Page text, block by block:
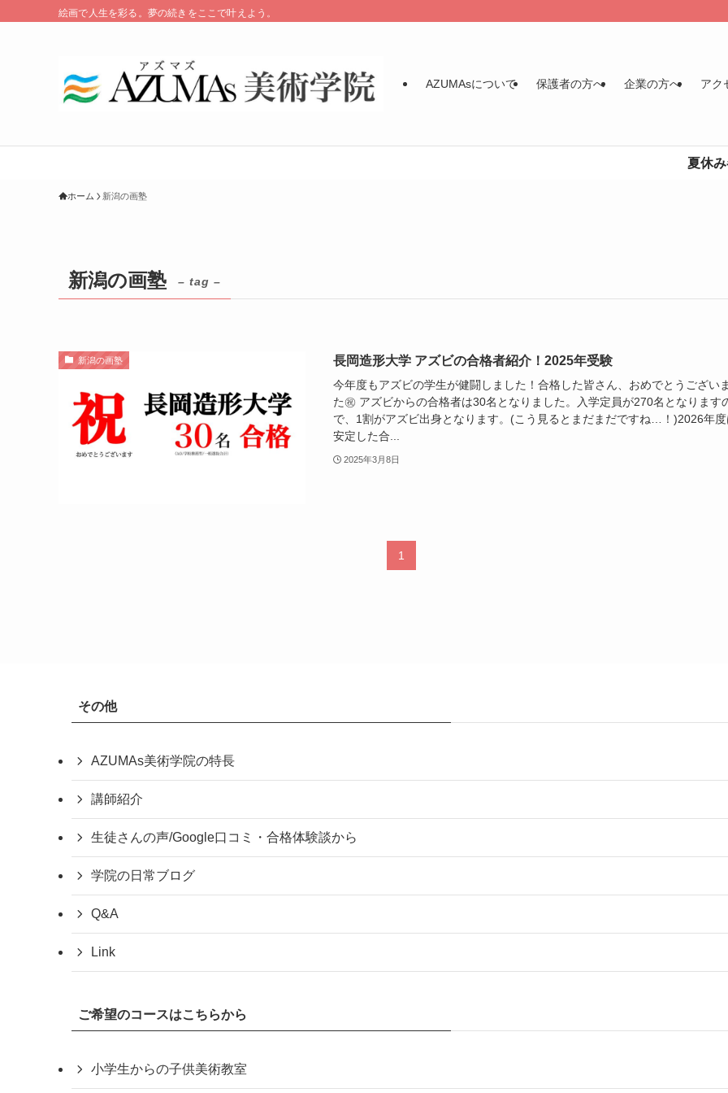
絵画で人生を彩る。夢の続きをここで叶えよう。
AZUMAsについて 保護者の方へ 企業の方へ アク
夏休み各
ホーム 新潟の画塾
新潟の画塾 – tag –
新潟の画塾 長岡造形大学 アズビの合格者紹介！2025年受験
今年度もアズビの学生が健闘しました！合格した皆さん、おめでとうござい
た㊗️ アズビからの合格者は30名となりました。入学定員が270名となります
で、1割がアズビ出身となります。(こう見るとまだまだですね…！)2026年度
安定した合...
2025年3月8日
1
その他
AZUMAs美術学院の特長
講師紹介
生徒さんの声/Google口コミ・合格体験談から
学院の日常ブログ
Q&A
Link
ご希望のコースはこちらから
小学生からの子供美術教室